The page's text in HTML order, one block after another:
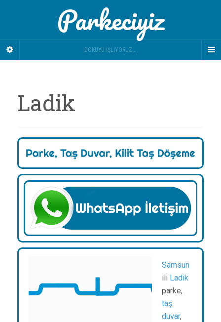
Parkeciyiz
DOKUYU İŞLIYORUZ...
Ladik
Samsun
ili Ladik
parke,
taş
duvar,